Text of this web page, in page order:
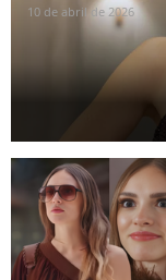
10 de abril de 2026